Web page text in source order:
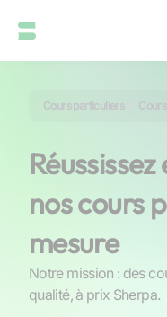
Cours particuliers
nos cours
mesure
Notre mission : des
qualité, à prix Sherpa.